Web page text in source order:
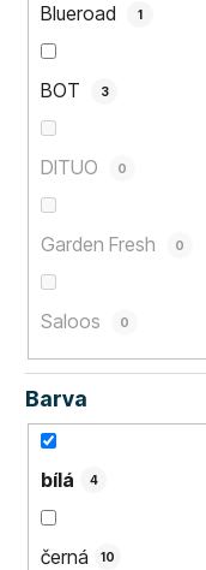
Blueroad 1
BOT 3
DITUO 0
Garden Fresh 0
Saloos 0
Barva
bílá 4
černá 10